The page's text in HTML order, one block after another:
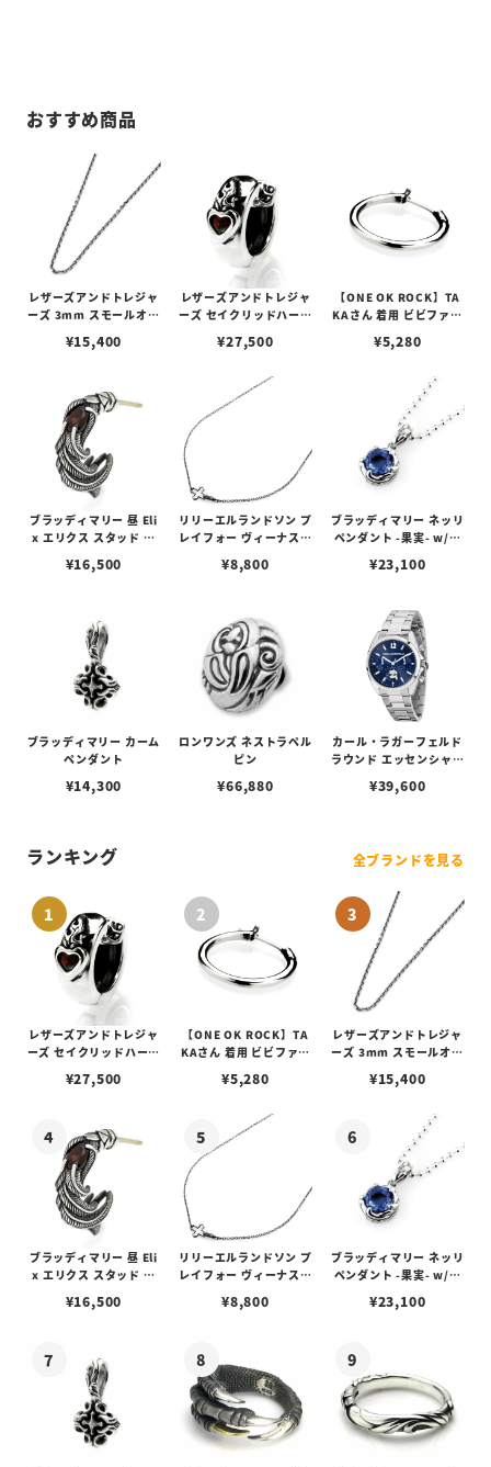
おすすめ商品
レザーズアンドトレジャ
ーズ 3mm スモールオー
w/ロブスタークラスプ＆
¥15,400
レザーズアンドトレジャ
ーズ セイクリッドハート
¥27,500
【ONE OK ROCK】TA
KAさん 着用 ビビファイ
¥5,280
ブラッディマリー 昼 Eli
x エリクス スタッド ピ
¥16,500
リリーエルランドソン プ
レイフォー ヴィーナスチ
¥8,800
ブラッディマリー ネッリ
ペンダント -果実- w/テ
¥23,100
ブラッディマリー カーム
ペンダント
¥14,300
ロンワンズ ネストラペル
ピン
¥66,880
カール・ラガーフェルド
ラウンド エッセンシャル
アイコン ダイヤル シル
¥39,600
ランキング 全ブランドを見る
レザーズアンドトレジャ
ーズ セイクリッドハート
¥27,500
【ONE OK ROCK】TA
KAさん 着用 ビビファイ
¥5,280
レザーズアンドトレジャ
ーズ 3mm スモールオー
w/ロブスタークラスプ＆
¥15,400
ブラッディマリー 昼 Eli
x エリクス スタッド ピ
¥16,500
リリーエルランドソン プ
レイフォー ヴィーナスチ
¥8,800
ブラッディマリー ネッリ
ペンダント -果実- w/テ
¥23,100